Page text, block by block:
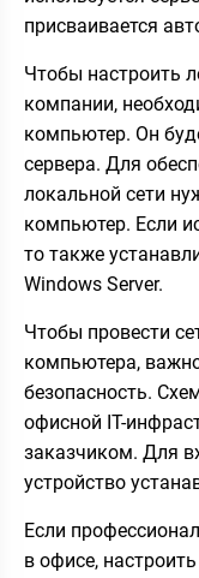
присваивается
Чтобы настроить
компании,
компьютер. Он
сервера. Для
локальной сети
компьютер. Если
то также
Windows Server.
Чтобы провести
компьютера,
безопасность.
офисной IT-
заказчиком. Для
устройство
Если
в офисе,